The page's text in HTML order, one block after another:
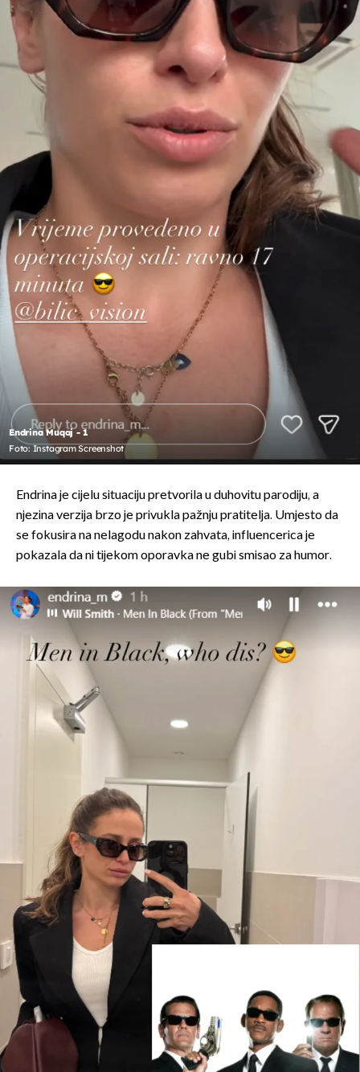
Endrina Muqaj - 1
Foto: Instagram Screenshot
Endrina je cijelu situaciju pretvorila u duhovitu parodiju, a
njezina verzija brzo je privukla pažnju pratitelja. Umjesto da
se fokusira na nelagodu nakon zahvata, influencerica je
pokazala da ni tijekom oporavka ne gubi smisao za humor.